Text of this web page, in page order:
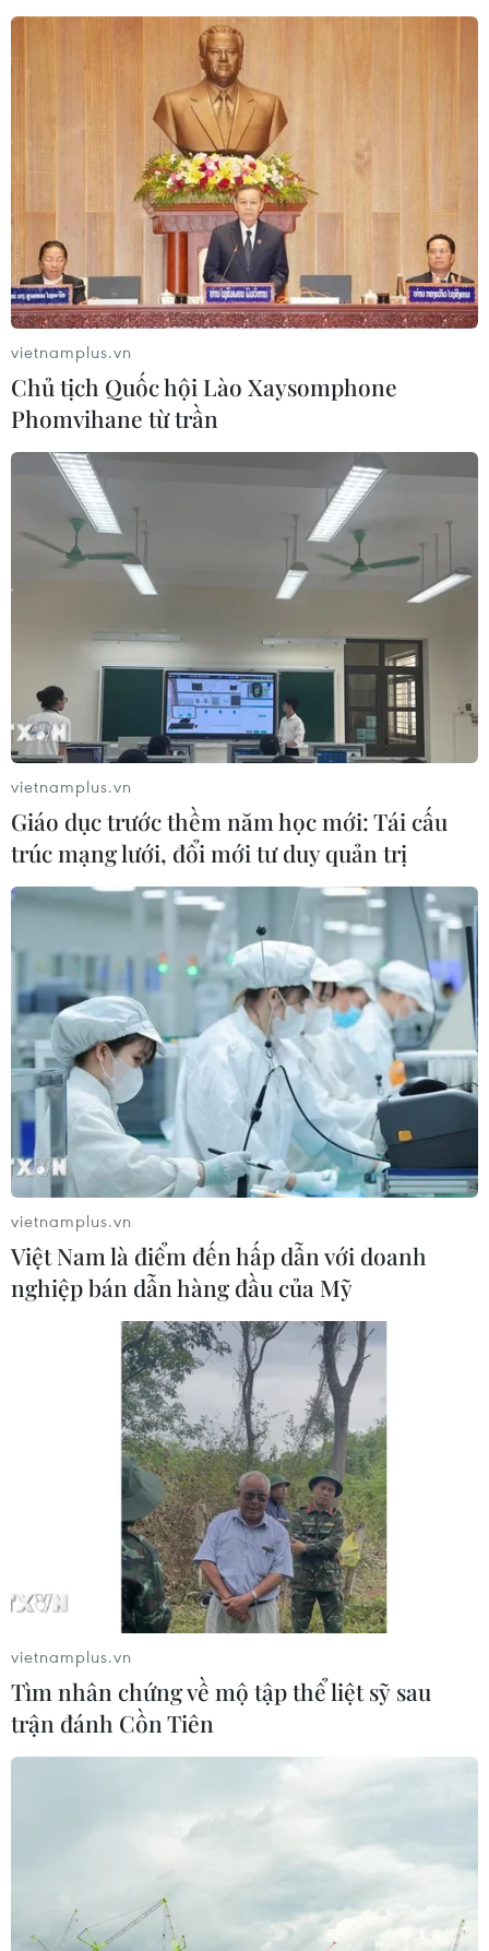
vietnamplus.vn
Chủ tịch Quốc hội Lào Xaysomphone
Phomvihane từ trần
vietnamplus.vn
Giáo dục trước thềm năm học mới: Tái cấu
trúc mạng lưới, đổi mới tư duy quản trị
vietnamplus.vn
Việt Nam là điểm đến hấp dẫn với doanh
nghiệp bán dẫn hàng đầu của Mỹ
vietnamplus.vn
Tìm nhân chứng về mộ tập thể liệt sỹ sau
trận đánh Cồn Tiên